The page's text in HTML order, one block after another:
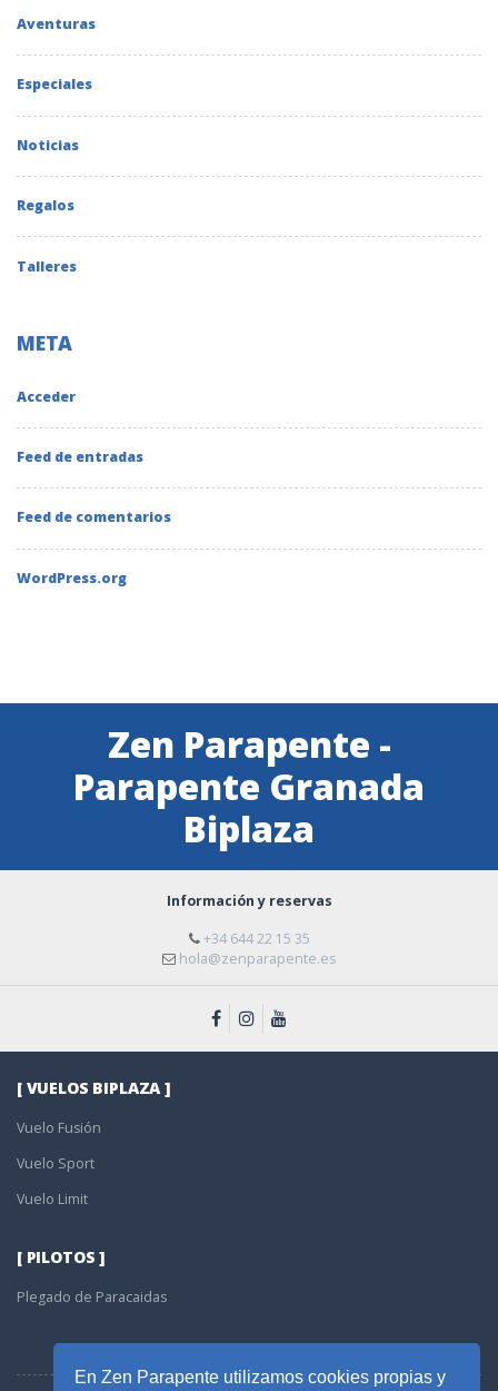
En Zen Parapente utilizamos cookies propias y
Aventuras
Especiales
Noticias
Regalos
Talleres
META
Acceder
Feed de entradas
Feed de comentarios
WordPress.org
Zen Parapente -
Parapente Granada
Biplaza
Información y reservas
+34 644 22 15 35
hola@zenparapente.es
[ VUELOS BIPLAZA ]
Vuelo Fusión
Vuelo Sport
Vuelo Limit
[ PILOTOS ]
Plegado de Paracaidas